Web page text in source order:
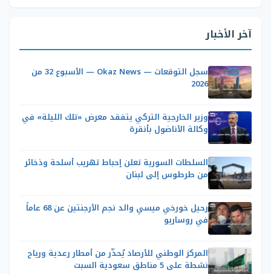
آخر الأخبار
سجل التوقعات — Okaz News — الأسبوع 32 من
2026
وزير الخارجية التركي يتفقد معرض «تلك الليلة» في
وكالة الأناضول بأنقرة
السلطات السورية تعلن إحباط تهريب أسلحة وذخائر
من طرطوس إلى لبنان
رحيل خورخي ميسي والد نجم الأرجنتين عن 68 عاماً
في روساريو
المركز الوطني للأرصاد يُحذّر من أمطار رعدية ورياح
نشطة على 5 مناطق سعودية السبت